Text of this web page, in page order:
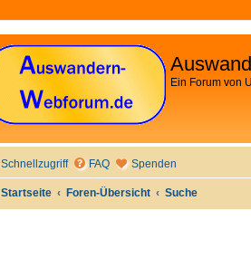
Ein Forum von
Schnellzugriff FAQ Spenden
Startseite Foren-Übersicht Suche